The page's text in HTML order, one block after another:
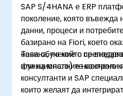
SAP S/4HANA е ERP
поколение, която въвежда
данни, процеси и
базирано на Fiori, което
начина, по който се
функционалните контроли
Това обучение с
или на място) е насочено
консултанти и SAP
които желаят да